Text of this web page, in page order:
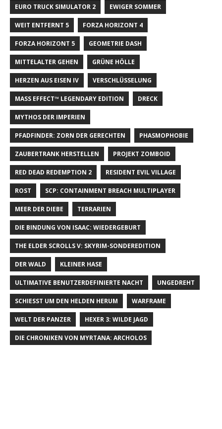
EURO TRUCK SIMULATOR 2 EWIGER SOMMER
WEIT ENTFERNT 5 FORZA HORIZONT 4
FORZA HORIZONT 5 GEOMETRIE DASH
MITTELALTER GEHEN GRÜNE HÖLLE
HERZEN AUS EISEN IV VERSCHLÜSSELUNG
MASS EFFECT™ LEGENDARY EDITION DRECK
MYTHOS DER IMPERIEN
PFADFINDER: ZORN DER GERECHTEN PHASMOPHOBIE
ZAUBERTRANK HERSTELLEN PROJEKT ZOMBOID
RED DEAD REDEMPTION 2 RESIDENT EVIL VILLAGE
ROST SCP: CONTAINMENT BREACH MULTIPLAYER
MEER DER DIEBE TERRARIEN
DIE BINDUNG VON ISAAC: WIEDERGEBURT
THE ELDER SCROLLS V: SKYRIM-SONDEREDITION
DER WALD KLEINER HASE
ULTIMATIVE BENUTZERDEFINIERTE NACHT UNGEDREHT
SCHIESST UM DEN HELDEN HERUM WARFRAME
WELT DER PANZER HEXER 3: WILDE JAGD
DIE CHRONIKEN VON MYRTANA: ARCHOLOS